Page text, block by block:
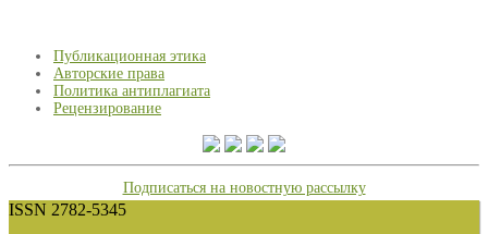
Публикационная этика
Авторские права
Политика антиплагиата
Рецензирование
Подписаться на новостную рассылку
ISSN 2782-5345